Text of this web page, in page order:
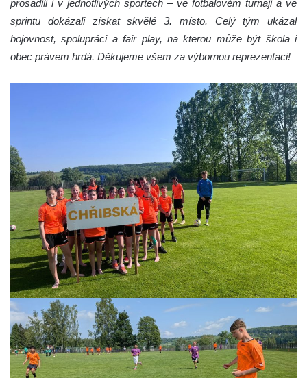
prosadili i v jednotlivých sportech – ve fotbalovém turnaji a ve
sprintu dokázali získat skvělé 3. místo. Celý tým ukázal
bojovnost, spolupráci a fair play, na kterou může být škola i
obec právem hrdá. Děkujeme všem za výbornou reprezentaci!